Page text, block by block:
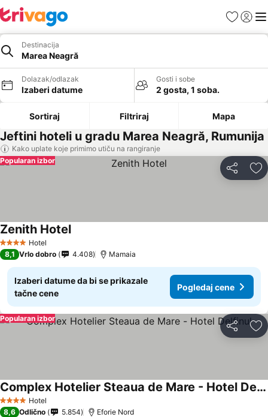
FavoritiPrijavi
Destinacija
Marea Neagră
Dolazak/odlazak
Izaberi datume
Gosti i sobe
2 gosta, 1 soba.
Sortiraj Filtriraj Mapa
Jeftini hoteli u gradu Marea Neagră, Rumunija
Kako uplate koje primimo utiču na rangiranje
Deli
Popularan izbor
4 ZvezdiceHotel
Zenith HotelPogledaj cene
8,1 Vrlo dobro 4.408 Mamaia
Izaberi datume da bi se prikazale
tačne cene
Pogledaj cene
Deli
Popularan izbor
4 ZvezdiceHotel
Complex Hotelier Steaua de Mare - Hotel Delfinul
Pogledaj cene
8,6 Odlično 5.854 Eforie Nord